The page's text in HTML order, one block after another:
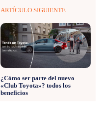
ARTÍCULO SIGUIENTE
¿Cómo ser parte del nuevo
«Club Toyota»? todos los
beneficios